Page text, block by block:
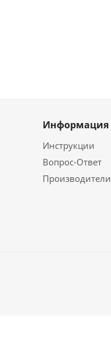
Информация
Инструкции
Вопрос-Ответ
Производители